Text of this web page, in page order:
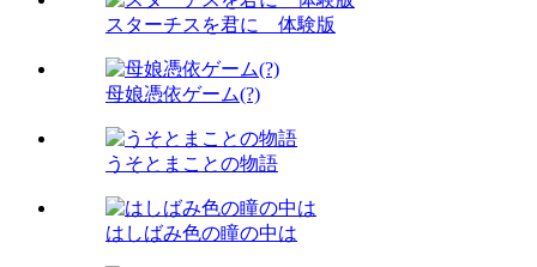
スターチスを君に 体験版
母娘憑依ゲーム(?)
うそとまことの物語
はしばみ色の瞳の中は